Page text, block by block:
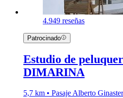
4.949 reseñas
Patrocinado
Estudio de
DIMARINA
5,7 km • Pasaje Alberto